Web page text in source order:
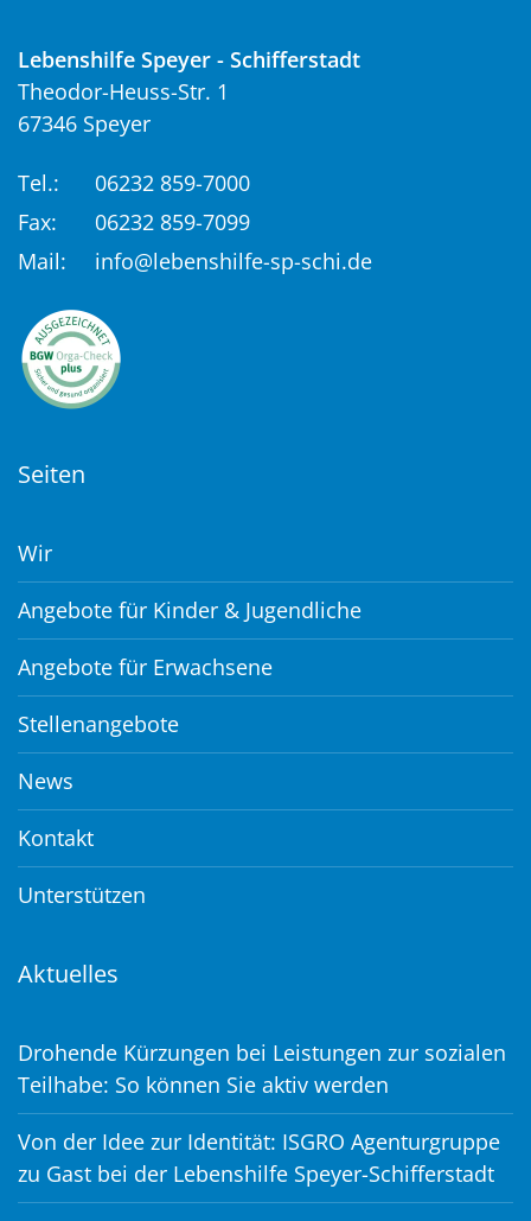
Lebenshilfe Speyer - Schifferstadt
Theodor-Heuss-Str. 1
67346 Speyer
Tel.:
06232 859-7000
Fax:
06232 859-7099
Mail:
info@lebenshilfe-sp-schi.de
Seiten
Wir
Angebote für Kinder & Jugendliche
Angebote für Erwachsene
Stellenangebote
News
Kontakt
Unterstützen
Aktuelles
Drohende Kürzungen bei Leistungen zur sozialen
Teilhabe: So können Sie aktiv werden
Von der Idee zur Identität: ISGRO Agenturgruppe
zu Gast bei der Lebenshilfe Speyer-Schifferstadt